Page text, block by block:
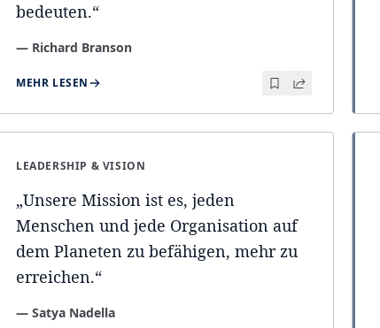
bedeuten.“
— Richard Branson
MEHR LESEN
LEADERSHIP & VISION
„Unsere Mission ist es, jeden
Menschen und jede Organisation auf
dem Planeten zu befähigen, mehr zu
erreichen.“
— Satya Nadella